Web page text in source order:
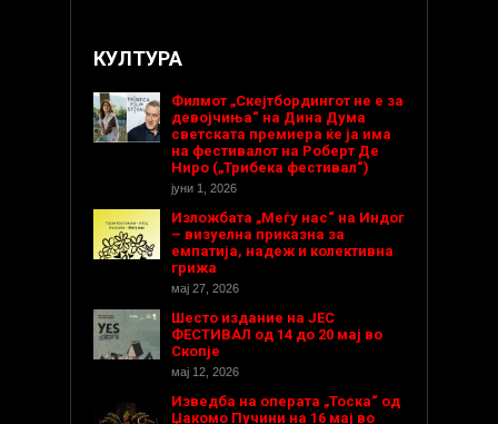
КУЛТУРА
Филмот „Скејтбордингот не е за
девојчиња“ на Дина Дума
светската премиера ќе ја има
на фестивалот на Роберт Де
Ниро („Трибека фестивал“)
јуни 1, 2026
Изложбата „Меѓу нас“ на Индог
– визуелна приказна за
емпатија, надеж и колективна
грижа
мај 27, 2026
Шесто издание на ЈЕС
ФЕСТИВАЛ од 14 до 20 мај во
Скопје
мај 12, 2026
Изведба на операта „Тоска“ од
Џакомо Пучини на 16 мај во